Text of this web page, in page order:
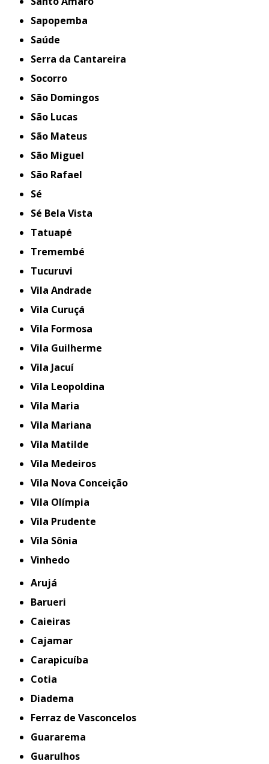
Sapopemba
Saúde
Serra da Cantareira
Socorro
São Domingos
São Lucas
São Mateus
São Miguel
São Rafael
Sé
Sé Bela Vista
Tatuapé
Tremembé
Tucuruvi
Vila Andrade
Vila Curuçá
Vila Formosa
Vila Guilherme
Vila Jacuí
Vila Leopoldina
Vila Maria
Vila Mariana
Vila Matilde
Vila Medeiros
Vila Nova Conceição
Vila Olímpia
Vila Prudente
Vila Sônia
Vinhedo
Arujá
Barueri
Caieiras
Cajamar
Carapicuíba
Cotia
Diadema
Ferraz de Vasconcelos
Guararema
Guarulhos